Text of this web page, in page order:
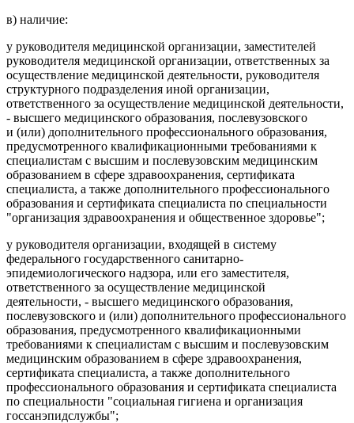
в) наличие:
у руководителя медицинской организации, заместителей
руководителя медицинской организации, ответственных за
осуществление медицинской деятельности, руководителя
структурного подразделения иной организации,
ответственного за осуществление медицинской деятельности,
- высшего медицинского образования, послевузовского
и (или) дополнительного профессионального образования,
предусмотренного квалификационными требованиями к
специалистам с высшим и послевузовским медицинским
образованием в сфере здравоохранения, сертификата
специалиста, а также дополнительного профессионального
образования и сертификата специалиста по специальности
"организация здравоохранения и общественное здоровье";
у руководителя организации, входящей в систему
федерального государственного санитарно-
эпидемиологического надзора, или его заместителя,
ответственного за осуществление медицинской
деятельности, - высшего медицинского образования,
послевузовского и (или) дополнительного профессионального
образования, предусмотренного квалификационными
требованиями к специалистам с высшим и послевузовским
медицинским образованием в сфере здравоохранения,
сертификата специалиста, а также дополнительного
профессионального образования и сертификата специалиста
по специальности "социальная гигиена и организация
госсанэпидслужбы";